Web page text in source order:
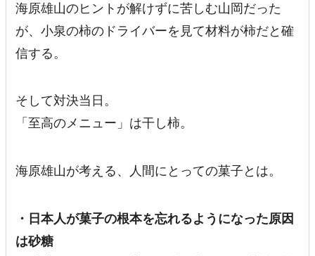
海原雄山のヒントが解けずに苦しむ山岡だった
が、小泉の柿のドライバーを見て材料が柿だと確
信する。
そして対決当日。
「至高のメニュー」は干し柿。
海原雄山が考える、人間にとっての菓子とは。
・日本人が菓子の根本を忘れるようになった原因
は砂糖